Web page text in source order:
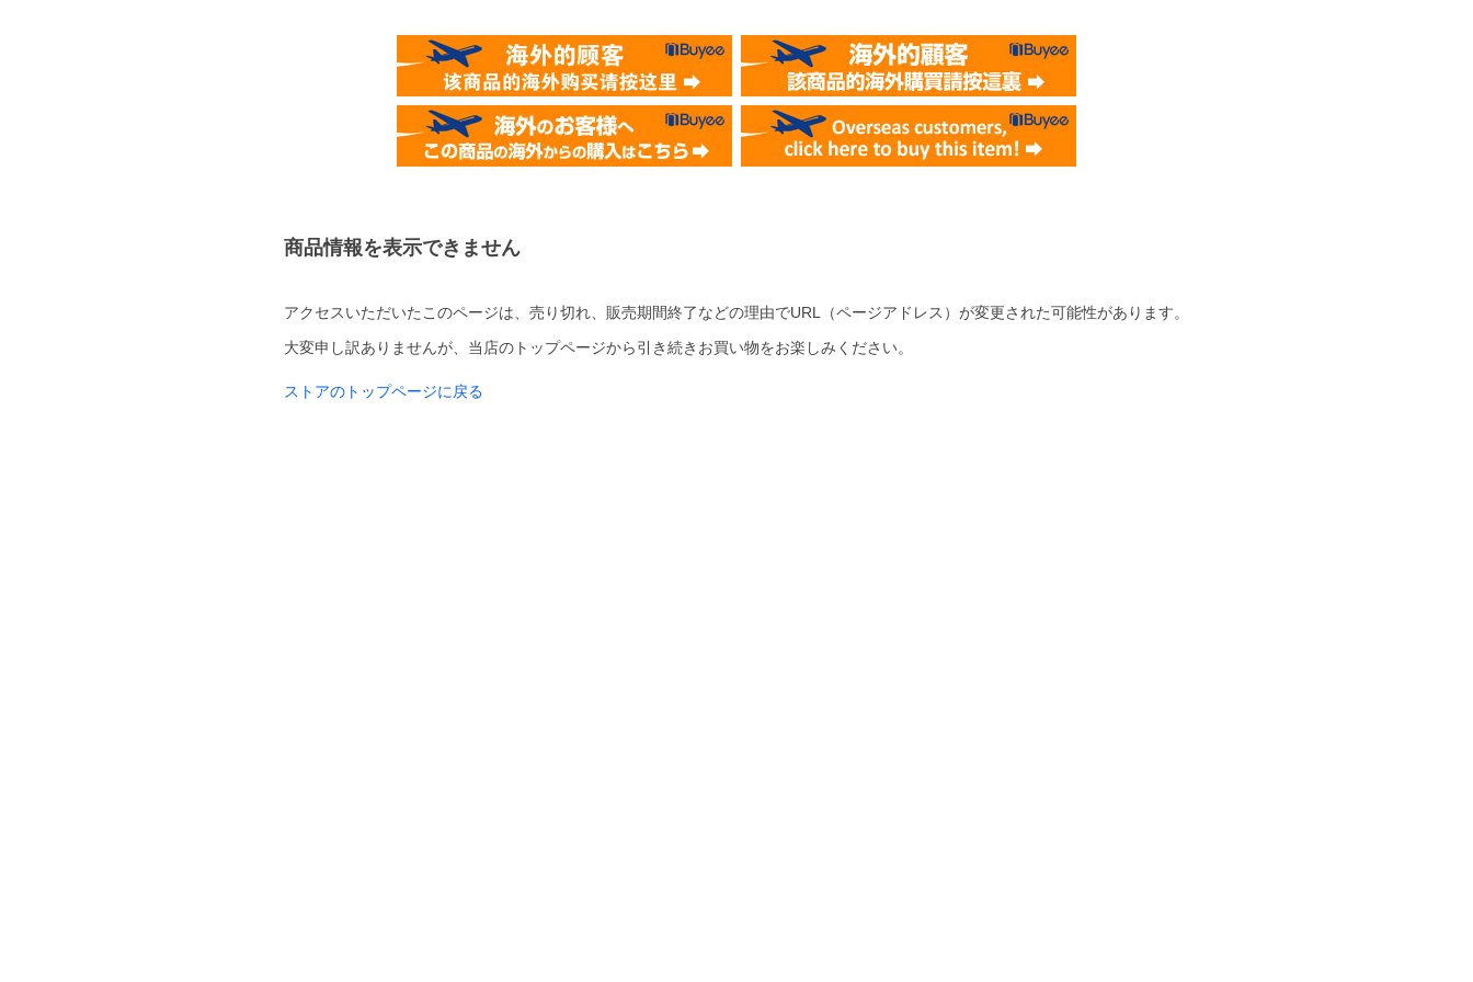
商品情報を表示できません
アクセスいただいたこのページは、売り切れ、販売期間終了などの理由でURL（ページアドレス）が変更された可能性があります。
大変申し訳ありませんが、当店のトップページから引き続きお買い物をお楽しみください。
ストアのトップページに戻る